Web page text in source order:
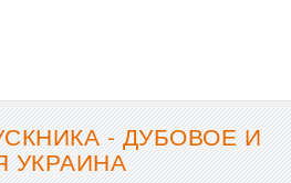
- ДУБОВОЕ И
УКРАИНА